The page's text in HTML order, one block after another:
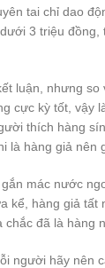
tai chỉ dao
3 triệu đồng,
luận, nhưng so
cực kỳ tốt, vậy
thích hàng
là hàng giả nên
mác nước
kể, hàng giả tất
đã là hàng
người hãy nên